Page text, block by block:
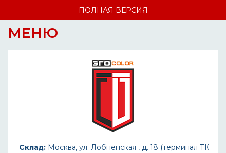
ПОЛНАЯ ВЕРСИЯ
МЕНЮ
Склад:Москва, ул. Лобненская , д. 18 (терминал ТК